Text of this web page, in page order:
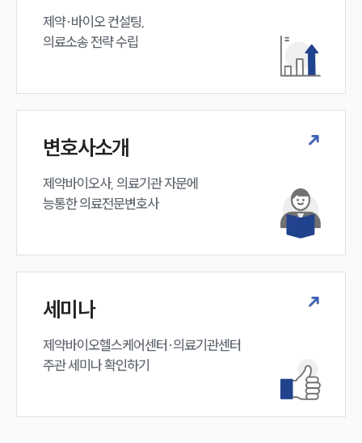
제약·바이오 컨설팅,
의료소송 전략 수립
변호사소개
제약바이오사, 의료기관 자문에
능통한 의료전문변호사
세미나
제약바이오헬스케어센터·의료기관센터
주관 세미나 확인하기